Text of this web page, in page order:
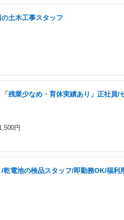
土木工事スタッフ
残業少なめ・育休実績あり」正社
円
/乾電池の検品スタッフ/即勤務OK/福